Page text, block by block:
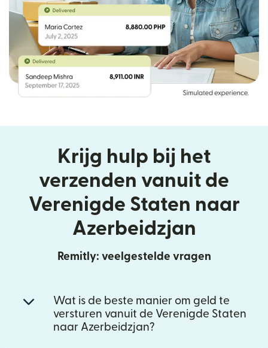
Krijg hulp bij het
verzenden vanuit de
Verenigde Staten naar
Azerbeidzjan
Remitly: veelgestelde vragen
Wat is de beste manier om geld te
versturen vanuit de Verenigde Staten
naar Azerbeidzjan?